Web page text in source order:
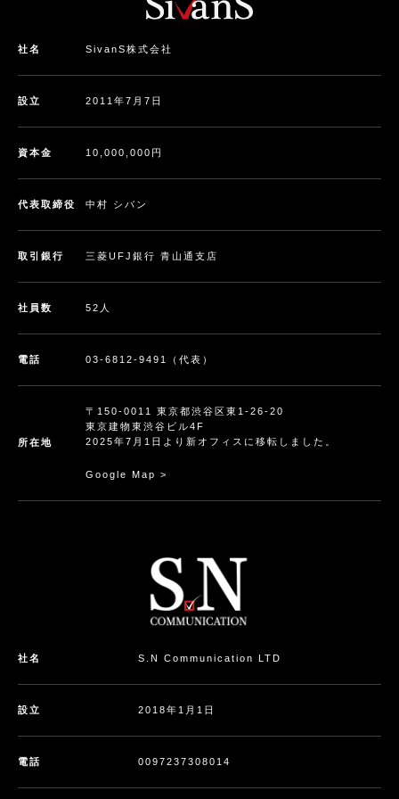
社名 SivanS株式会社
設立 2011年7月7日
資本金 10,000,000円
代表取締役 中村 シバン
取引銀行 三菱UFJ銀行 青山通支店
社員数 52人
電話 03-6812-9491（代表）
所在地
〒150-0011 東京都渋谷区東1-26-20
東京建物東渋谷ビル4F
2025年7月1日より新オフィスに移転しました。
Google Map >
社名 S.N Communication LTD
設立 2018年1月1日
電話 0097237308014